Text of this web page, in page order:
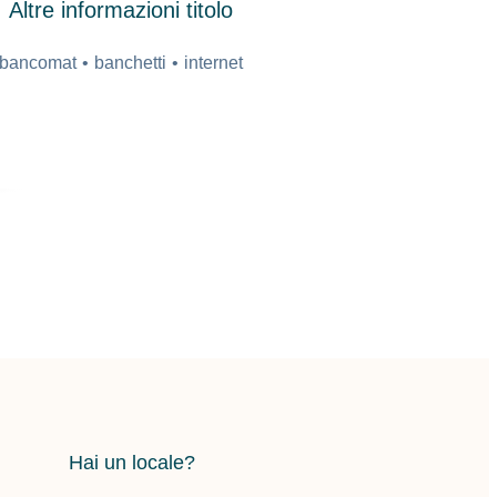
Altre informazioni titolo
bancomat banchetti internet
Hai un locale?